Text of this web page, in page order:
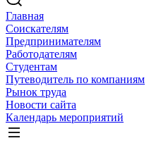
Главная
Соискателям
Предпринимателям
Работодателям
Студентам
Путеводитель по компаниям
Рынок труда
Новости сайта
Календарь мероприятий